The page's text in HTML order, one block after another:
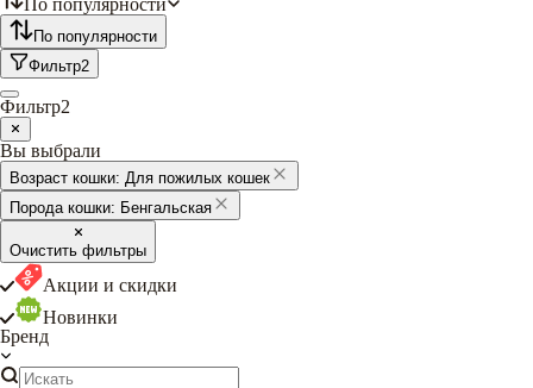
По популярности
Фильтр2
Фильтр2
Вы выбрали
Возраст кошки: Для пожилых кошек
Порода кошки: Бенгальская
Очистить фильтры
Акции и скидки
Новинки
Бренд